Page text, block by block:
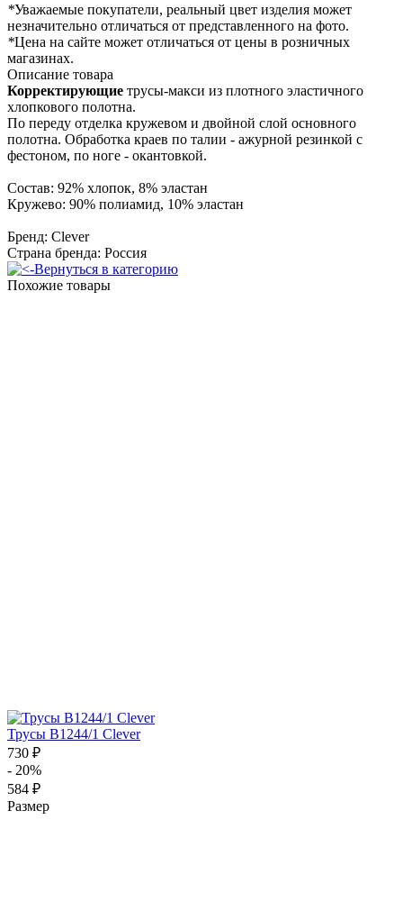
*Уважаемые покупатели, реальный цвет изделия может
незначительно отличаться от представленного на фото.
*Цена на сайте может отличаться от цены в розничных
магазинах.
Описание товара
Корректирующие трусы-макси из плотного эластичного
хлопкового полотна.
По переду отделка кружевом и двойной слой основного
полотна. Обработка краев по талии - ажурной резинкой с
фестоном, по ноге - окантовкой.
Состав: 92% хлопок, 8% эластан
Кружево: 90% полиамид, 10% эластан
Бренд: Clever
Страна бренда: Россия
Вернуться в категорию
Похожие товары
Трусы B1244/1 Clever
730 ₽
- 20%
584 ₽
Размер